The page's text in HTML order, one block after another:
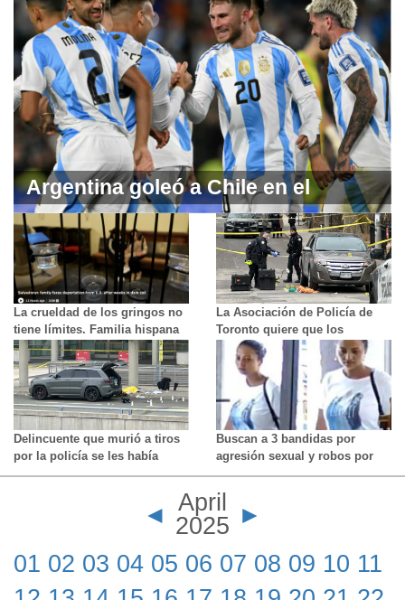
Argentina goleó a Chile en el
Monumental y ya piensa en
Colombia
La crueldad de los gringos no
tiene límites. Familia hispana
espera ser deportada por
intentar entrar a Canada
La Asociación de Policía de
Toronto quiere que los
políticos mantengan a los
"violentos" en prisión para
seguridad de la comunidad
Delincuente que murió a tiros
por la policía se les había
enfrentado con un arma. Ya lo
Buscan a 3 bandidas por
agresión sexual y robos por
distracción en Scarborough
◄ April
2025 ►
01 02 03 04 05 06 07 08 09 10 11